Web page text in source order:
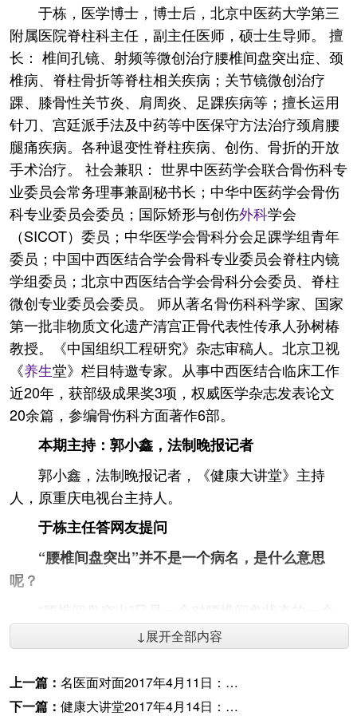
于栋，医学博士，博士后，北京中医药大学第三
附属医院脊柱科主任，副主任医师，硕士生导师。 擅
长： 椎间孔镜、射频等微创治疗腰椎间盘突出症、颈
椎病、脊柱骨折等脊柱相关疾病；关节镜微创治疗
踝、膝骨性关节炎、肩周炎、足踝疾病等；擅长运用
针刀、宫廷派手法及中药等中医保守方法治疗颈肩腰
腿痛疾病。各种退变性脊柱疾病、创伤、骨折的开放
手术治疗。 社会兼职： 世界中医药学会联合骨伤科专
业委员会常务理事兼副秘书长；中华中医药学会骨伤
科专业委员会委员；国际矫形与创伤外科学会
（SICOT）委员；中华医学会骨科分会足踝学组青年
委员；中国中西医结合学会骨科专业委员会脊柱内镜
学组委员；北京中西医结合学会骨科分会委员、脊柱
微创专业委员会委员。 师从著名骨伤科科学家、国家
第一批非物质文化遗产清宫正骨代表性传承人孙树椿
教授。《中国组织工程研究》杂志审稿人。北京卫视
《养生堂》栏目特邀专家。从事中西医结合临床工作
近20年，获部级成果奖3项，权威医学杂志发表论文
20余篇，参编骨伤科方面著作6部。
本期主持：郭小鑫，法制晚报记者
郭小鑫，法制晚报记者，《健康大讲堂》主持
人，原重庆电视台主持人。
于栋主任答网友提问
“腰椎间盘突出”并不是一个病名，是什么意思
呢？
描述，它可以通过影像学检查比如核磁共振看到，但
它突出并不一定会引起症状，这时它就不能称之为一
种疾病。只有当腰椎间盘突出引起一些症状，同时我
们医生进行体格检查发现一些病态的体征，这时症
↓展开全部内容
上一篇： 名医面对面2017年4月11日：正常睡多久,才是健康的？
下一篇： 健康大讲堂2017年4月14日：解放军总医院主任医师杨清明--淋巴癌是实体瘤还是非实体瘤？